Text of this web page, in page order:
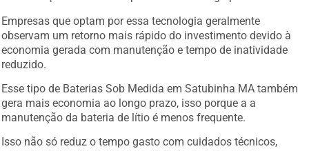
Empresas que optam por essa tecnologia geralmente
observam um retorno mais rápido do investimento devido à
economia gerada com manutenção e tempo de inatividade
reduzido.
Esse tipo de Baterias Sob Medida em Satubinha MA também
gera mais economia ao longo prazo, isso porque a a
manutenção da bateria de lítio é menos frequente.
Isso não só reduz o tempo gasto com cuidados técnicos,